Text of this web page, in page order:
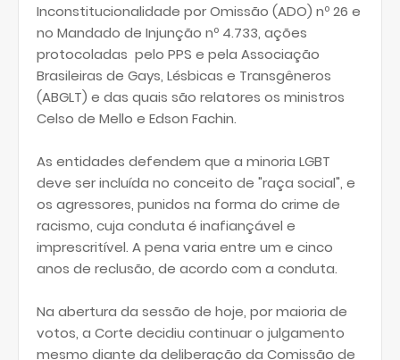
Inconstitucionalidade por Omissão (ADO) nº 26 e
no Mandado de Injunção nº 4.733, ações
protocoladas pelo PPS e pela Associação
Brasileiras de Gays, Lésbicas e Transgêneros
(ABGLT) e das quais são relatores os ministros
Celso de Mello e Edson Fachin.
As entidades defendem que a minoria LGBT
deve ser incluída no conceito de "raça social", e
os agressores, punidos na forma do crime de
racismo, cuja conduta é inafiançável e
imprescritível. A pena varia entre um e cinco
anos de reclusão, de acordo com a conduta.
Na abertura da sessão de hoje, por maioria de
votos, a Corte decidiu continuar o julgamento
mesmo diante da deliberação da Comissão de